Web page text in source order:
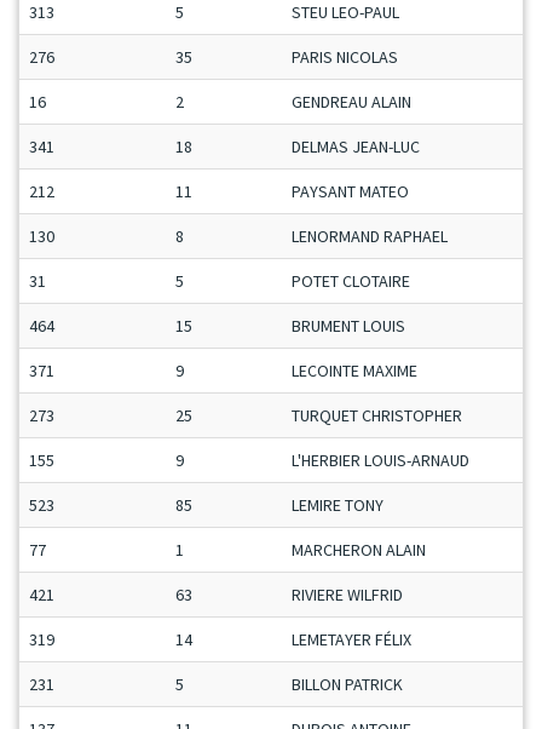
313 5 STEU LEO-PAUL
276 35 PARIS NICOLAS
16 2 GENDREAU ALAIN
341 18 DELMAS JEAN-LUC
212 11 PAYSANT MATEO
130 8 LENORMAND RAPHAEL
31 5 POTET CLOTAIRE
464 15 BRUMENT LOUIS
371 9 LECOINTE MAXIME
273 25 TURQUET CHRISTOPHER
155 9 L'HERBIER LOUIS-ARNAUD
523 85 LEMIRE TONY
77 1 MARCHERON ALAIN
421 63 RIVIERE WILFRID
319 14 LEMETAYER FÉLIX
231 5 BILLON PATRICK